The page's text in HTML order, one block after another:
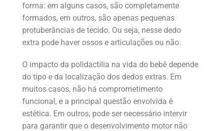
forma: em alguns casos, são completamente
formados, em outros, são apenas pequenas
protuberâncias de tecido. Ou seja, nesse dedo
extra pode haver ossos e articulações ou não.
O impacto da polidactilia na vida do bebê depende
do tipo e da localização dos dedos extras. Em
muitos casos, não há comprometimento
funcional, e a principal questão envolvida é
estética. Em outros, pode ser necessário intervir
para garantir que o desenvolvimento motor não